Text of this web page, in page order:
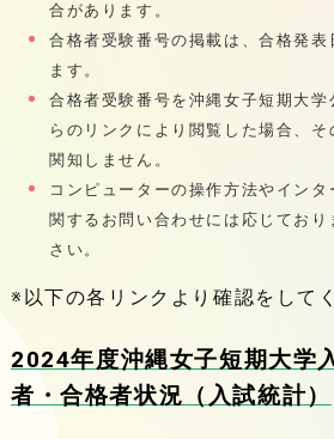
合があります。
合格者受験番号の掲載は、合格発表
ます。
合格者受験番号を沖縄女子短期大
らのリンクにより閲覧した場合、
関知しません。
コンピューターの操作方法やイン
関するお問い合わせには応じてお
さい。
※以下の各リンクより確認をして
2024年度沖縄女子短期大
者・合格者状況（入試統計）